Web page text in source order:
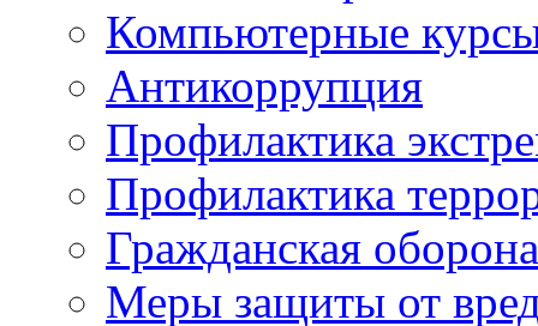
Компьютерные
Антикоррупция
Профилактика
Профилактика
Гражданская оборона
Меры защиты от